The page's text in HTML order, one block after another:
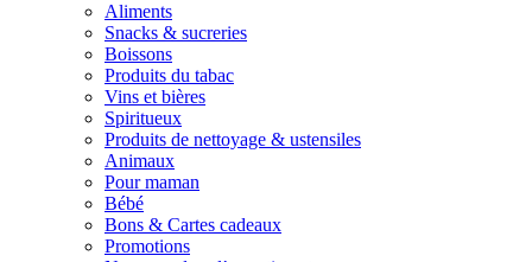
Aliments
Snacks & sucreries
Boissons
Produits du tabac
Vins et bières
Spiritueux
Produits de nettoyage & ustensiles
Animaux
Pour maman
Bébé
Bons & Cartes cadeaux
Promotions